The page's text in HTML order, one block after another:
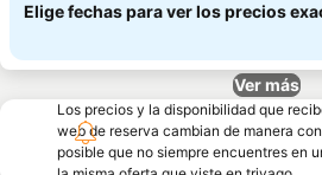
Elige fechas para ver los precios
Ver más
Los precios y la disponibilidad que
web de reserva cambian de manera
posible que no siempre encuentres en